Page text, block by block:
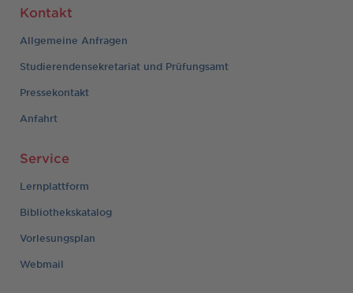
Kontakt
Allgemeine Anfragen
Studierendensekretariat und Prüfungsamt
Pressekontakt
Anfahrt
Service
Lernplattform
Bibliothekskatalog
Vorlesungsplan
Webmail